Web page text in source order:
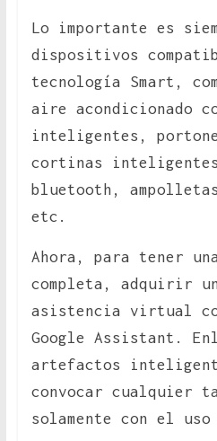
Lo importante es
dispositivos
tecnología Smart,
aire acondicionado
inteligentes,
cortinas
bluetooth,
etc.
Ahora, para tener
completa, adquirir
asistencia virtual
Google Assistant.
artefactos
convocar cualquier
solamente con el